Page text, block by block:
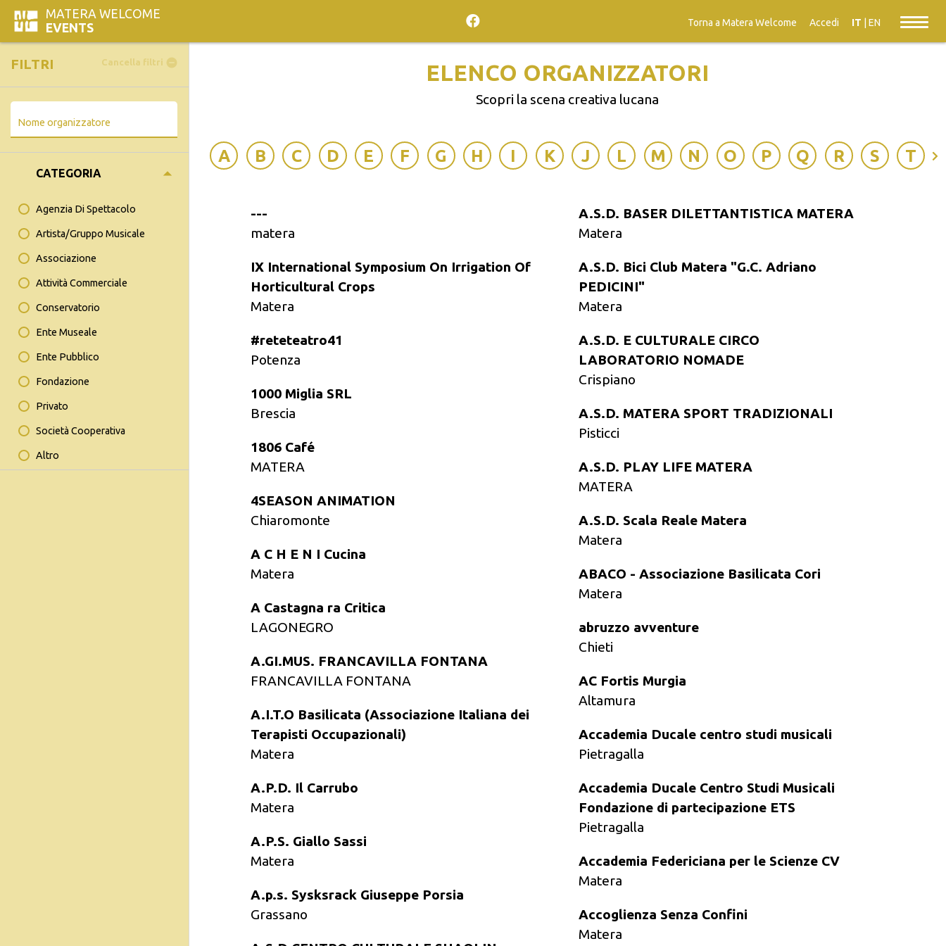
MATERA WELCOME
EVENTS
Torna a Matera Welcome Accedi IT EN
FILTRI Cancella filtri remove_circle
Nome organizzatore
CATEGORIA arrow_drop_down
Agenzia Di Spettacolo
Artista/gruppo Musicale
Associazione
Attività Commerciale
Conservatorio
Ente Museale
Ente Pubblico
Fondazione
Privato
Società Cooperativa
Altro
ELENCO ORGANIZZATORI
Scopri la scena creativa lucana
A B C D E F G H I K J L M N O P Q R S T
---
matera
IX International Symposium On Irrigation Of
Horticultural Crops
Matera
#reteteatro41
Potenza
1000 Miglia SRL
Brescia
1806 Café
MATERA
4SEASON ANIMATION
Chiaromonte
A C H E N I Cucina
Matera
A Castagna ra Critica
LAGONEGRO
A.GI.MUS. FRANCAVILLA FONTANA
FRANCAVILLA FONTANA
A.I.T.O Basilicata (Associazione Italiana dei
Terapisti Occupazionali)
Matera
A.P.D. Il Carrubo
Matera
A.P.S. Giallo Sassi
Matera
A.p.s. Sysksrack Giuseppe Porsia
Grassano
A.S.D. BASER DILETTANTISTICA MATERA
Matera
A.S.D. Bici Club Matera "G.C. Adriano
PEDICINI"
Matera
A.S.D. E CULTURALE CIRCO
LABORATORIO NOMADE
Crispiano
A.S.D. MATERA SPORT TRADIZIONALI
Pisticci
A.S.D. PLAY LIFE MATERA
MATERA
A.S.D. Scala Reale Matera
Matera
ABACO - Associazione Basilicata Cori
Matera
abruzzo avventure
Chieti
AC Fortis Murgia
Altamura
Accademia Ducale centro studi musicali
Pietragalla
Accademia Ducale Centro Studi Musicali
Fondazione di partecipazione ETS
Pietragalla
Accademia Federiciana per le Scienze CV
Matera
Accoglienza Senza Confini
Matera